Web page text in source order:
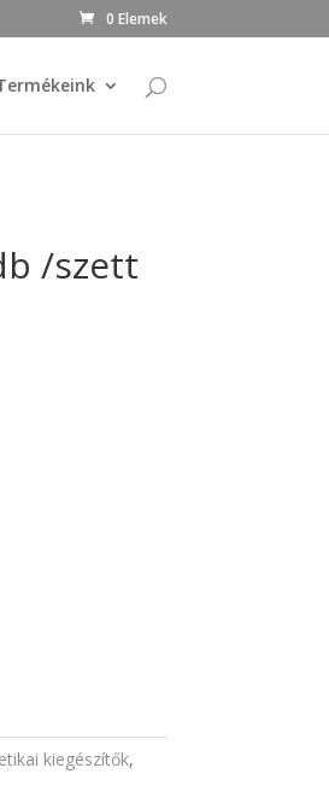
0 Elemek
/szett
kiegészítők,